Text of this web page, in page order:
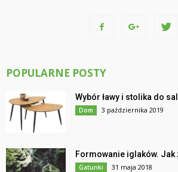
POPULARNE POSTY
Wybór ławy i stolika do
Dom 3 października 2019
Formowanie iglaków.
Gatunki 31 maja 2018